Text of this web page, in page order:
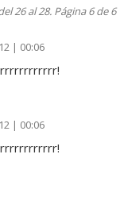
26 al 28. Página 6 de 6
| 00:06
| 00:06